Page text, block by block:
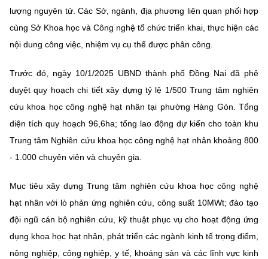
lượng nguyên tử. Các Sở, ngành, địa phương liên quan phối hợp
cùng Sở Khoa học và Công nghệ tổ chức triển khai, thực hiện các
nội dung công việc, nhiệm vụ cụ thể được phân công.
Trước đó, ngày 10/1/2025 UBND thành phố Đồng Nai đã phê
duyệt quy hoạch chi tiết xây dựng tỷ lệ 1/500 Trung tâm nghiên
cứu khoa học công nghệ hạt nhân tại phường Hàng Gòn. Tổng
diện tích quy hoạch 96,6ha; tổng lao động dự kiến cho toàn khu
Trung tâm Nghiên cứu khoa học công nghệ hạt nhân khoảng 800
- 1.000 chuyên viên và chuyên gia.
Mục tiêu xây dựng Trung tâm nghiên cứu khoa học công nghệ
hạt nhân với lò phản ứng nghiên cứu, công suất 10MWt; đào tạo
đội ngũ cán bộ nghiên cứu, kỹ thuật phục vụ cho hoạt động ứng
dụng khoa học hạt nhân, phát triển các ngành kinh tế trọng điểm,
nông nghiệp, công nghiệp, y tế, khoáng sản và các lĩnh vực kinh